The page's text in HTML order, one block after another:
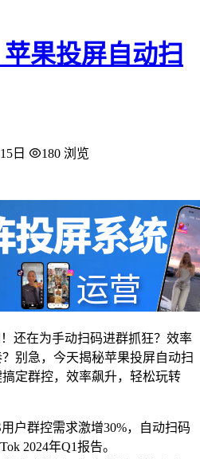
果投屏自动扫
日
180 浏览
还在为手动扫码进群抓狂？效率
别急，今天揭秘苹果投屏自动扫
定群控，效率飙升，轻松玩转
户群控需求激增30%，自动扫码
2024年Q1报告。